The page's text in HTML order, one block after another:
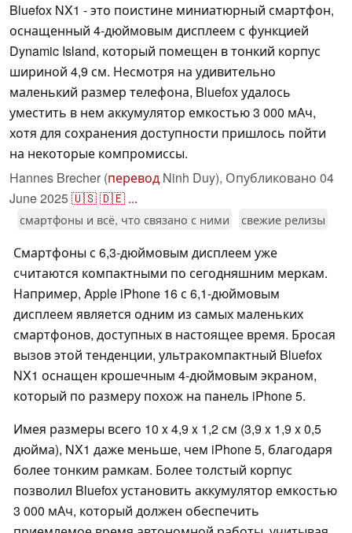
Bluefox NX1 - это поистине миниатюрный смартфон,
оснащенный 4-дюймовым дисплеем с функцией
Dynamic Island, который помещен в тонкий корпус
шириной 4,9 см. Несмотря на удивительно
маленький размер телефона, Bluefox удалось
уместить в нем аккумулятор емкостью 3 000 мАч,
хотя для сохранения доступности пришлось пойти
на некоторые компромиссы.
Hannes Brecher (перевод Ninh Duy), Опубликовано 04
June 2025🇺🇸🇩🇪 ...
смартфоны и всё, что связано с ними свежие релизы
Смартфоны с 6,3-дюймовым дисплеем уже
считаются компактными по сегодняшним меркам.
Например, Apple iPhone 16 с 6,1-дюймовым
дисплеем является одним из самых маленьких
смартфонов, доступных в настоящее время. Бросая
вызов этой тенденции, ультракомпактный Bluefox
NX1 оснащен крошечным 4-дюймовым экраном,
который по размеру похож на панель iPhone 5.
Имея размеры всего 10 x 4,9 x 1,2 см (3,9 x 1,9 x 0,5
дюйма), NX1 даже меньше, чем iPhone 5, благодаря
более тонким рамкам. Более толстый корпус
позволил Bluefox установить аккумулятор емкостью
3 000 мАч, который должен обеспечить